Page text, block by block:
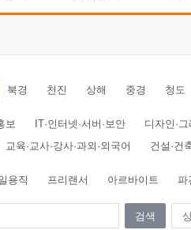
북경 천진 상해 중경 청도
보 IT·인터넷·서버·보안 디자인·
교육·교사·강사·과외·외국어 건설·건
용직 프리랜서 아르바이트 파